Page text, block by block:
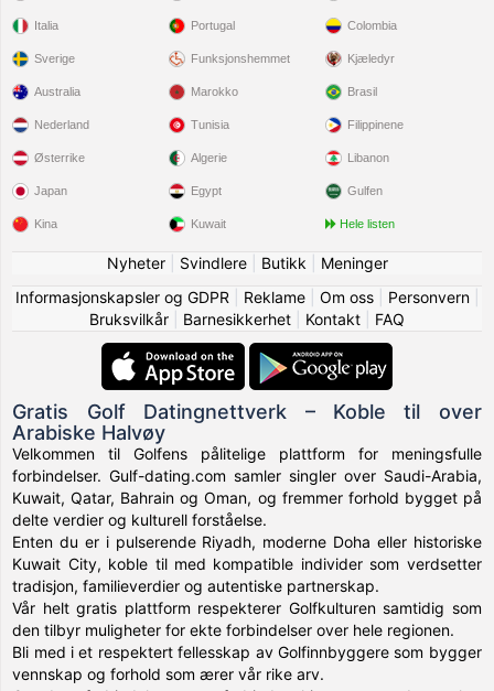
Italia
Sverige
Portugal
Funksjonshemmet
Colombia
Kjæledyr
Australia
Nederland
Østerrike
Japan
Kina
Marokko
Tunisia
Algerie
Egypt
Kuwait
Brasil
Filippinene
Libanon
Gulfen
Hele listen
Nyheter| Svindlere| Butikk
Meninger
Informasjonskapsler og GDPR
Reklame| Om oss| Personvern|
Bruksvilkår
Barnesikkerhet Kontakt FAQ
Gratis Golf Datingnettverk – Koble til over
Arabiske Halvøy
Velkommen til Golfens pålitelige plattform for meningsfulle
forbindelser. Gulf-dating.com samler singler over Saudi-Arabia,
Kuwait, Qatar, Bahrain og Oman, og fremmer forhold bygget på
delte verdier og kulturell forståelse.
Enten du er i pulserende Riyadh, moderne Doha eller historiske
Kuwait City, koble til med kompatible individer som verdsetter
tradisjon, familieverdier og autentiske partnerskap.
Vår helt gratis plattform respekterer Golfkulturen samtidig som
den tilbyr muligheter for ekte forbindelser over hele regionen.
Bli med i et respektert fellesskap av Golfinnbyggere som bygger
vennskap og forhold som ærer vår rike arv.